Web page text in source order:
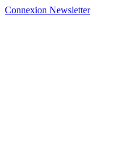
Connexion Newsletter